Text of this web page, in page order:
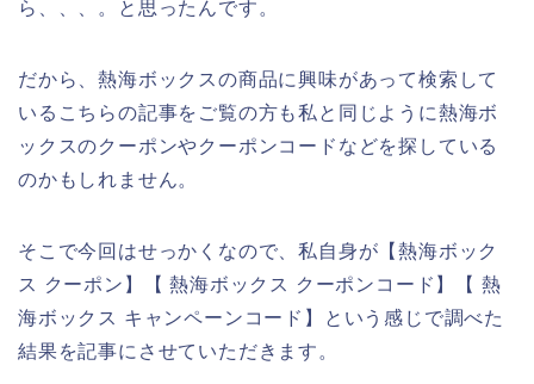
ら、、、。と思ったんです。
だから、熱海ボックスの商品に興味があって検索して
いるこちらの記事をご覧の方も私と同じように熱海ボ
ックスのクーポンやクーポンコードなどを探している
のかもしれません。
そこで今回はせっかくなので、私自身が【熱海ボック
ス クーポン】【 熱海ボックス クーポンコード】【 熱
海ボックス キャンペーンコード】という感じで調べた
結果を記事にさせていただきます。